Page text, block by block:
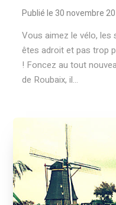
Publié le 30 novembre
Vous aimez le vélo,
êtes adroit et pas trop
! Foncez au tout
de Roubaix, il...